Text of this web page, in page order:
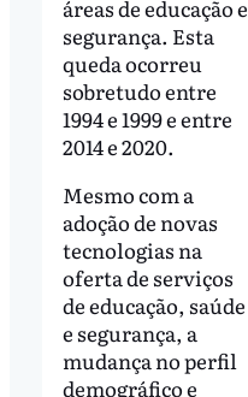
áreas de educação e
segurança. Esta
queda ocorreu
sobretudo entre
1994 e 1999 e entre
2014 e 2020.
Mesmo com a
adoção de novas
tecnologias na
oferta de serviços
de educação, saúde
e segurança, a
mudança no perfil
demográfico e